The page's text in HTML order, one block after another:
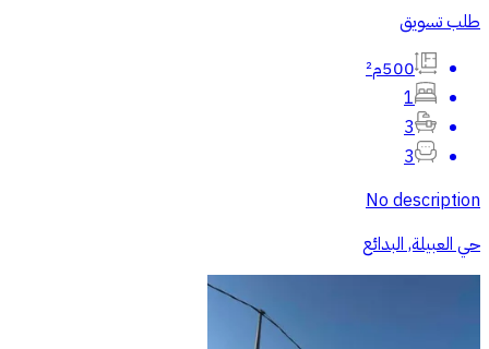
طلب تسويق
500م²
1
3
3
No description
حي العبيلة, البدائع